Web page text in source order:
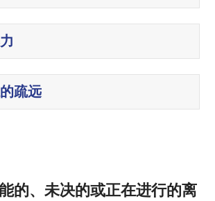
疏远
的、未决的或正在进行的离